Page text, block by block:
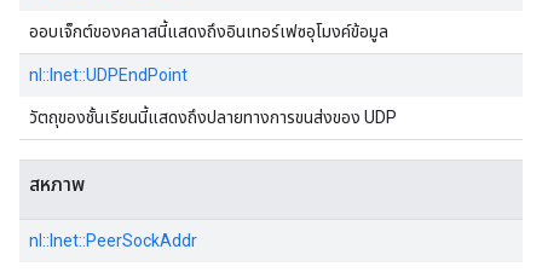
ออบเจ็กต์ของคลาสนี้แสดงถึงอินเทอร์เฟซอุโมงค์ข้อมูล
nl::Inet::UDPEndPoint
วัตถุของชั้นเรียนนี้แสดงถึงปลายทางการขนส่งของ UDP
สหภาพ
nl::Inet::PeerSockAddr